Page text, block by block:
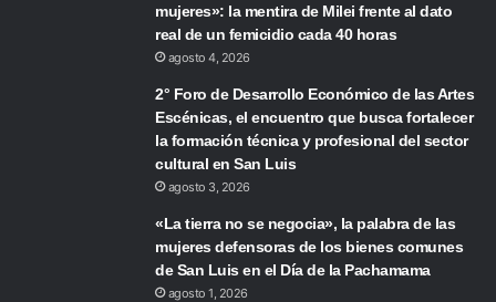
mujeres»: la mentira de Milei frente al dato
real de un femicidio cada 40 horas
agosto 4, 2026
2° Foro de Desarrollo Económico de las Artes
Escénicas, el encuentro que busca fortalecer
la formación técnica y profesional del sector
cultural en San Luis
agosto 3, 2026
«La tierra no se negocia», la palabra de las
mujeres defensoras de los bienes comunes
de San Luis en el Día de la Pachamama
agosto 1, 2026